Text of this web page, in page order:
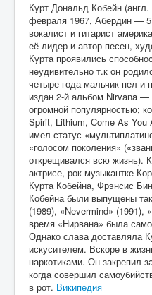
Курт Дональд Кобейн
февраля 1967, Абердин —
вокалист и гитарист
её лидер и автор песен,
Курта проявились
неудивительно т.к он
четыре года мальчик пел и
издан 2-й альбом Nirvana
огромной популярностью;
Spirit, Lithium, Come As You
имел статус
«голосом поколения»
открещивался всю жизнь).
актрисе, рок-музыкантке
Курта Кобейна, Фрэнсис
Кобейна были выпущены
(1989), «Nevermind» (1991),
время «Нирвана» была
Однако слава доставляла
искусителем. Вскоре в
наркотиками. Он закрепил
когда совершил
в рот. Википедия